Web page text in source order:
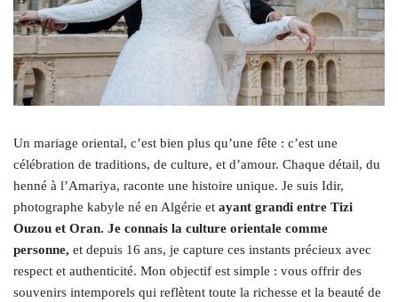
Un mariage oriental, c’est bien plus qu’une fête : c’est une
célébration de traditions, de culture, et d’amour. Chaque détail, du
henné à l’Amariya, raconte une histoire unique. Je suis Idir,
photographe kabyle né en Algérie et ayant grandi entre Tizi
Ouzou et Oran. Je connais la culture orientale comme
personne, et depuis 16 ans, je capture ces instants précieux avec
respect et authenticité. Mon objectif est simple : vous offrir des
souvenirs intemporels qui reflètent toute la richesse et la beauté de